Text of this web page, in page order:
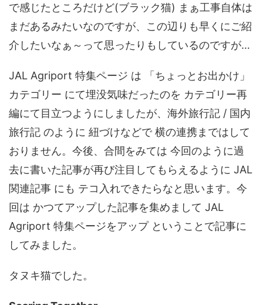
で感じたところだけど(ブラック猫) まぁ工事自体は
まだあるみたいなのですが、この辺りも早くにご紹
介したいなぁ～って思ったりもしているのですが…
JAL Agriport 特集ページ は 「ちょっとお出かけ」
カテゴリー にて埋没気味だったのを カテゴリー再
編にて目立つようにしましたが、海外旅行記 / 国内
旅行記 のように 紐づけなどで 横の連携まではして
おりません。今後、合間をみては 今回のように過
去に書いた記事が再び注目してもらえるように JAL
関連記事 にも テコ入れできたらなと思います。今
回は かつてアップした記事を集めまして JAL
Agriport 特集ページをアップ ということで記事に
してみました。
タヌキ猫でした。